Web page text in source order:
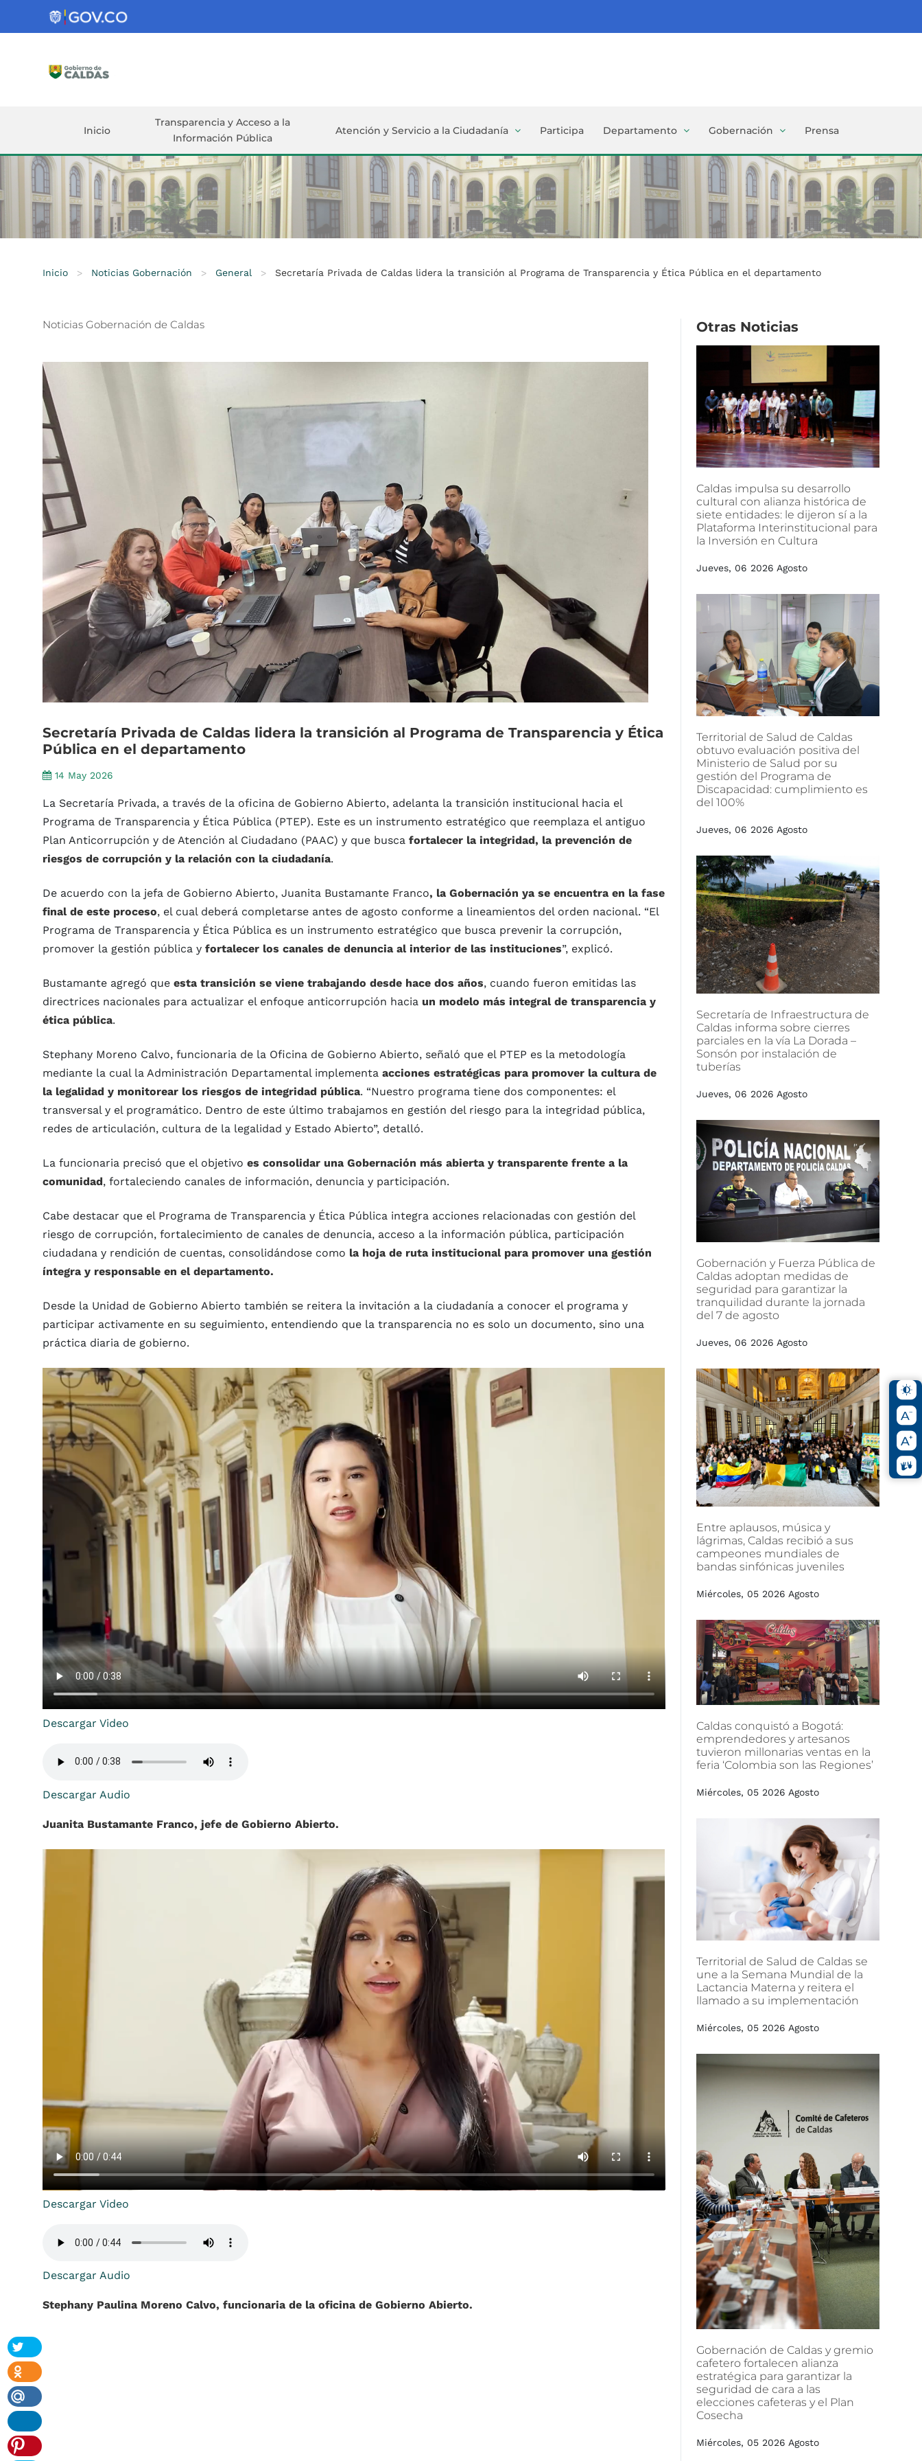
Gobernación
Inicio
Transparencia y Acceso a la
Información Pública
Atención y Servicio a la Ciudadanía Participa Departamento Gobernación Prensa
Inicio > Noticias Gobernación > General > Secretaría Privada de Caldas lidera la transición al Programa de Transparencia y Ética Pública en el departamento
Noticias Gobernación de Caldas
Secretaría Privada de Caldas lidera la transición al Programa de Transparencia y Ética
Pública en el departamento
14 May 2026
La Secretaría Privada, a través de la oficina de Gobierno Abierto, adelanta la transición institucional hacia el
Programa de Transparencia y Ética Pública (PTEP). Este es un instrumento estratégico que reemplaza el antiguo
Plan Anticorrupción y de Atención al Ciudadano (PAAC) y que busca fortalecer la integridad, la prevención de
riesgos de corrupción y la relación con la ciudadanía.
De acuerdo con la jefa de Gobierno Abierto, Juanita Bustamante Franco, la Gobernación ya se encuentra en la fase
final de este proceso, el cual deberá completarse antes de agosto conforme a lineamientos del orden nacional. “El
Programa de Transparencia y Ética Pública es un instrumento estratégico que busca prevenir la corrupción,
promover la gestión pública y fortalecer los canales de denuncia al interior de las instituciones”, explicó.
Bustamante agregó que esta transición se viene trabajando desde hace dos años, cuando fueron emitidas las
directrices nacionales para actualizar el enfoque anticorrupción hacia un modelo más integral de transparencia y
ética pública.
Stephany Moreno Calvo, funcionaria de la Oficina de Gobierno Abierto, señaló que el PTEP es la metodología
mediante la cual la Administración Departamental implementa acciones estratégicas para promover la cultura de
la legalidad y monitorear los riesgos de integridad pública. “Nuestro programa tiene dos componentes: el
transversal y el programático. Dentro de este último trabajamos en gestión del riesgo para la integridad pública,
redes de articulación, cultura de la legalidad y Estado Abierto”, detalló.
La funcionaria precisó que el objetivo es consolidar una Gobernación más abierta y transparente frente a la
comunidad, fortaleciendo canales de información, denuncia y participación.
Cabe destacar que el Programa de Transparencia y Ética Pública integra acciones relacionadas con gestión del
riesgo de corrupción, fortalecimiento de canales de denuncia, acceso a la información pública, participación
ciudadana y rendición de cuentas, consolidándose como la hoja de ruta institucional para promover una gestión
íntegra y responsable en el departamento.
Desde la Unidad de Gobierno Abierto también se reitera la invitación a la ciudadanía a conocer el programa y
participar activamente en su seguimiento, entendiendo que la transparencia no es solo un documento, sino una
práctica diaria de gobierno.
Descargar Video
Descargar Audio
Juanita Bustamante Franco, jefe de Gobierno Abierto.
Descargar Video
Descargar Audio
Stephany Paulina Moreno Calvo, funcionaria de la oficina de Gobierno Abierto.
Otras Noticias
Caldas impulsa su desarrollo
cultural con alianza histórica de
siete entidades: le dijeron sí a la
Plataforma Interinstitucional para
la Inversión en Cultura
Jueves, 06 2026 Agosto
Territorial de Salud de Caldas
obtuvo evaluación positiva del
Ministerio de Salud por su
gestión del Programa de
Discapacidad: cumplimiento es
del 100%
Jueves, 06 2026 Agosto
Secretaría de Infraestructura de
Caldas informa sobre cierres
parciales en la vía La Dorada –
Sonsón por instalación de
tuberías
Jueves, 06 2026 Agosto
Gobernación y Fuerza Pública de
Caldas adoptan medidas de
seguridad para garantizar la
tranquilidad durante la jornada
del 7 de agosto
Jueves, 06 2026 Agosto
Entre aplausos, música y
lágrimas, Caldas recibió a sus
campeones mundiales de
bandas sinfónicas juveniles
Miércoles, 05 2026 Agosto
Caldas conquistó a Bogotá:
emprendedores y artesanos
tuvieron millonarias ventas en la
feria ‘Colombia son las Regiones’
Miércoles, 05 2026 Agosto
Territorial de Salud de Caldas se
une a la Semana Mundial de la
Lactancia Materna y reitera el
llamado a su implementación
Miércoles, 05 2026 Agosto
Gobernación de Caldas y gremio
cafetero fortalecen alianza
estratégica para garantizar la
seguridad de cara a las
elecciones cafeteras y el Plan
Cosecha
Miércoles, 05 2026 Agosto